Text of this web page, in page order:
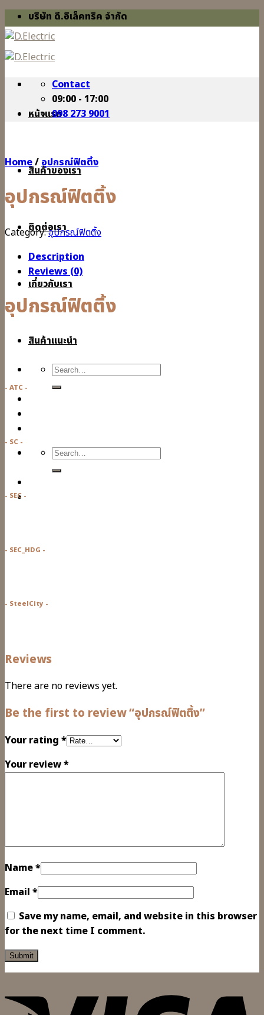
Skip
to
content
บริษัท ดี.อิเล็คทริค จำกัด
หน้าแรก
สินค้าของเรา
ติดต่อเรา
เกี่ยวกับเรา
สินค้าแนะนำ
Search
for:
Search
for:
Contact
09:00 - 17:00
098 273 9001
Home/อุปกรณ์ฟิตติ้ง
อุปกรณ์ฟิตติ้ง
Category:อุปกรณ์ฟิตติ้ง
Description
Reviews (0)
อุปกรณ์ฟิตติ้ง
- ATC -
- SC -
- SEC -
- SEC_HDG -
- SteelCity -
Reviews
There are no reviews yet.
Be the first to review “อุปกรณ์ฟิตติ้ง”
Your rating *
Your review*
Name*
Email *
Save my name, email, and website in this browser
for the next time I comment.